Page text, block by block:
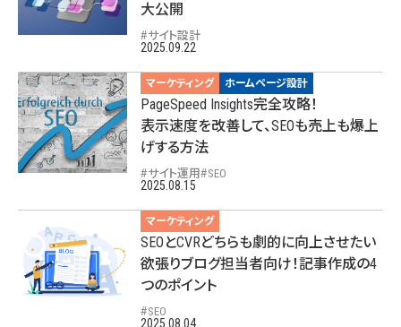
大公開
サイト設計
2025.09.22
マーケティング ホームページ設計
PageSpeed Insights完全攻略！
表示速度を改善して、SEOも売上も爆上
げする方法
サイト運用 SEO
2025.08.15
マーケティング
SEOとCVRどちらも劇的に向上させたい
欲張りブログ担当者向け！記事作成の4
つのポイント
SEO
2025.08.04